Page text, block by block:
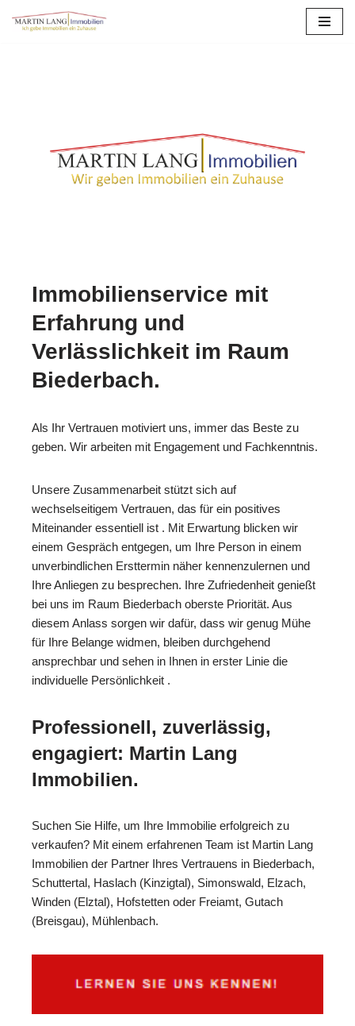
Immobilienservice mit
Erfahrung und
Verlässlichkeit im Raum
Biederbach.
Als Ihr Vertrauen motiviert uns, immer das Beste zu
geben. Wir arbeiten mit Engagement und Fachkenntnis.
Unsere Zusammenarbeit stützt sich auf
wechselseitigem Vertrauen, das für ein positives
Miteinander essentiell ist . Mit Erwartung blicken wir
einem Gespräch entgegen, um Ihre Person in einem
unverbindlichen Ersttermin näher kennenzulernen und
Ihre Anliegen zu besprechen. Ihre Zufriedenheit genießt
bei uns im Raum Biederbach oberste Priorität. Aus
diesem Anlass sorgen wir dafür, dass wir genug Mühe
für Ihre Belange widmen, bleiben durchgehend
ansprechbar und sehen in Ihnen in erster Linie die
individuelle Persönlichkeit .
Professionell, zuverlässig,
engagiert: Martin Lang
Immobilien.
Suchen Sie Hilfe, um Ihre Immobilie erfolgreich zu
verkaufen? Mit einem erfahrenen Team ist Martin Lang
Immobilien der Partner Ihres Vertrauens in Biederbach,
Schuttertal, Haslach (Kinzigtal), Simonswald, Elzach,
Winden (Elztal), Hofstetten oder Freiamt, Gutach
(Breisgau), Mühlenbach.